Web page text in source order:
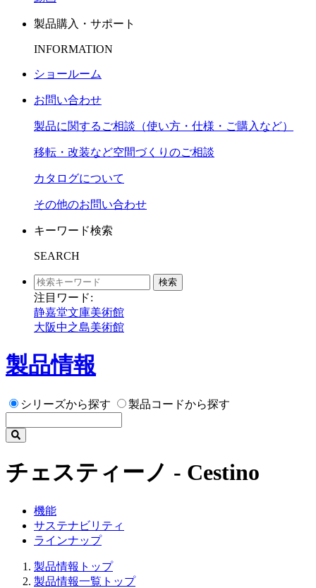
製品購入・サポート
INFORMATION
ショールーム
お問い合わせ
製品に関するご相談（使い方・仕様・ご購入など）
移転・改装など空間づくりのご相談
カタログについて
その他のお問い合わせ
キーワード検索
SEARCH
検索
注目ワード:
静嘉堂文庫美術館
大阪中之島美術館
製品情報
シリーズから探す 製品コードから探す
チェスティーノ - Cestino
機能
サステナビリティ
ラインナップ
製品情報トップ
製品情報一覧トップ